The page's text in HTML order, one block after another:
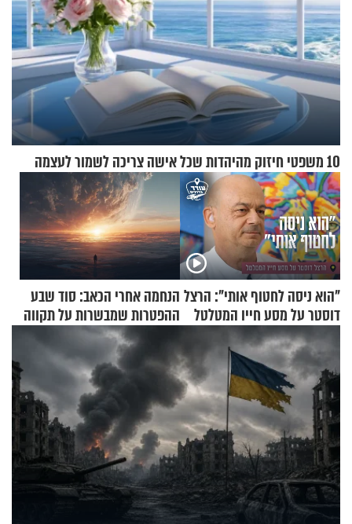
10 משפטי חיזוק מהיהדות שכל אישה צריכה לשמור לעצמה
"הוא ניסה לחטוף אותי": הרצל
דוסטר על מסע חייו המטלטל
הנחמה אחרי הכאב: סוד שבע
ההפטרות שמבשרות על תקווה